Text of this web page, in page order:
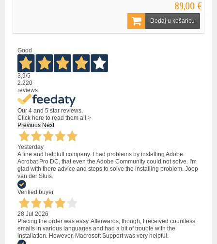
89,00 €
Dodaj u košaricu
Good
3,9/5
2.220
reviews
Our 4 and 5 star reviews.
Click here to read them all >
Previous Next
Yesterday
A fine and helpfull company. I had problems by installing Adobe
Acrobat Pro DC, that even the Adobe Community could not solve. I'm
glad with there advice and steps to solve the installing problem. Joop
van der Sluis.
Verified buyer
28 Jul 2026
Placing the order was easy. Afterwards, though, I received countless
emails in various languages and had a bit of trouble with the
installation. However, Macrosoft Support was very helpful.